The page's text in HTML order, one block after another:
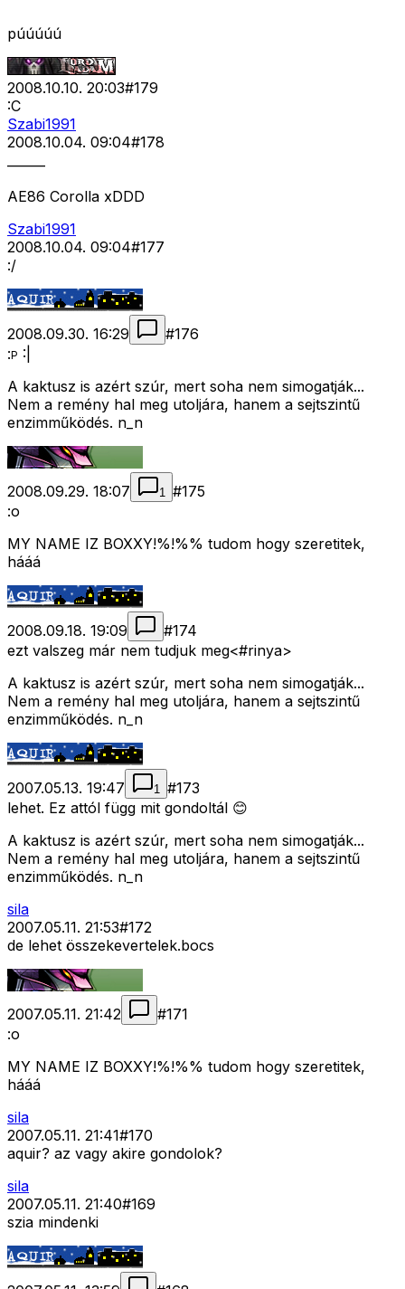
púúúúú
2008.10.10. 20:03#179
:C
Szabi1991
2008.10.04. 09:04#178
AE86 Corolla xDDD
Szabi1991
2008.10.04. 09:04#177
:/
2008.09.30. 16:29 #176
:P :|
A kaktusz is azért szúr, mert soha nem simogatják...
Nem a remény hal meg utoljára, hanem a sejtszintű
enzimműködés. n_n
2008.09.29. 18:07 1 #175
:o
MY NAME IZ BOXXY!%!%% tudom hogy szeretitek,
hááá
2008.09.18. 19:09 #174
ezt valszeg már nem tudjuk meg<#rinya>
A kaktusz is azért szúr, mert soha nem simogatják...
Nem a remény hal meg utoljára, hanem a sejtszintű
enzimműködés. n_n
2007.05.13. 19:47 1 #173
lehet. Ez attól függ mit gondoltál 😊
A kaktusz is azért szúr, mert soha nem simogatják...
Nem a remény hal meg utoljára, hanem a sejtszintű
enzimműködés. n_n
sila
2007.05.11. 21:53#172
de lehet összekevertelek.bocs
2007.05.11. 21:42 #171
:o
MY NAME IZ BOXXY!%!%% tudom hogy szeretitek,
hááá
sila
2007.05.11. 21:41#170
aquir? az vagy akire gondolok?
sila
2007.05.11. 21:40#169
szia mindenki